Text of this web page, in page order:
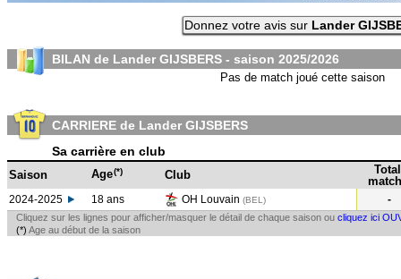
Donnez votre avis sur Lander
BILAN de Lander GIJSBERS - saison 2025/2026
Pas de match joué cette saison
CARRIERE de Lander GIJSBERS
Sa carrière en club
Saison Age(*) Club
Total
2024-2025 18 ans OH Louvain (BEL ) -
Cliquez sur les lignes pour afficher/masquer le détail de chaque saison ou cliquez ici
(*) Age au début de la saison